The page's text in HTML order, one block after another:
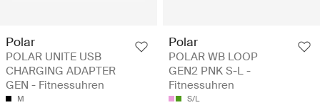
Polar
POLAR UNITE USB
CHARGING ADAPTER
GEN - Fitnessuhren
M
Polar
POLAR WB LOOP
GEN2 PNK S-L -
Fitnessuhren
S/L